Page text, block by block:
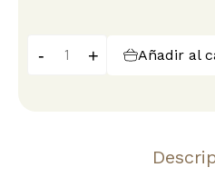
- + Añadir al